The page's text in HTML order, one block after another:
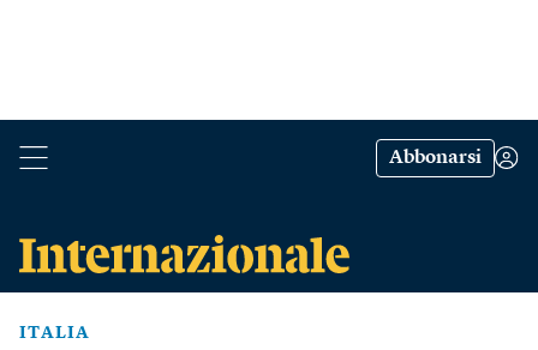
Abbonarsi
ITALIA